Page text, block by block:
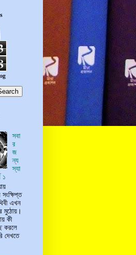
সবা
র
জ
ন্য
স্যা
১
সংক্ষিপ্ত
এখন
মুঠোয়।
কী
করলে
দেখতে